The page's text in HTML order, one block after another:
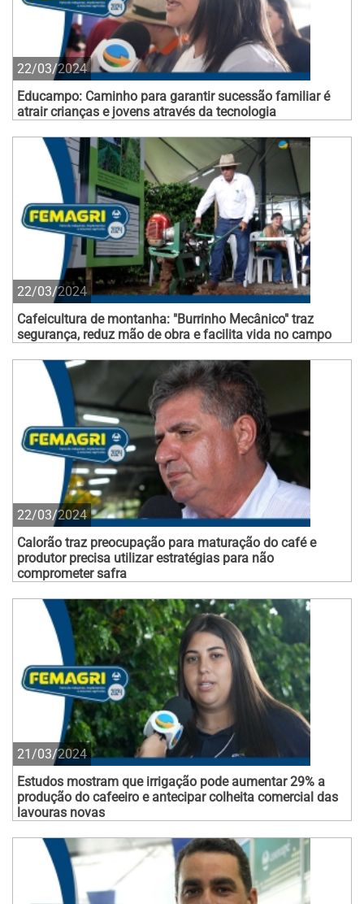
22/03/2024
Educampo: Caminho para garantir sucessão familiar é
atrair crianças e jovens através da tecnologia
22/03/2024
Cafeicultura de montanha: "Burrinho Mecânico" traz
segurança, reduz mão de obra e facilita vida no campo
22/03/2024
Calorão traz preocupação para maturação do café e
produtor precisa utilizar estratégias para não
comprometer safra
21/03/2024
Estudos mostram que irrigação pode aumentar 29% a
produção do cafeeiro e antecipar colheita comercial das
lavouras novas